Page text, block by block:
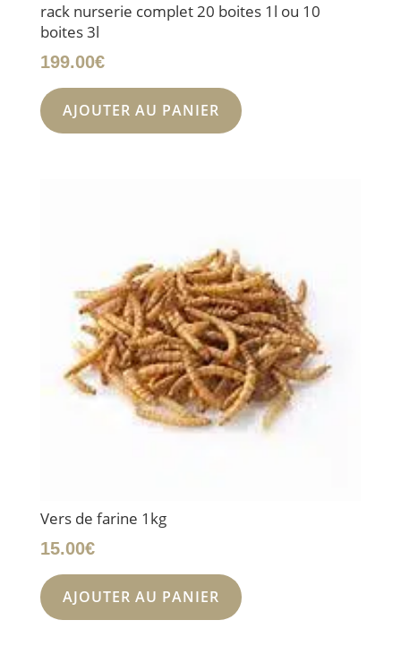
rack nurserie complet 20 boites 1l ou 10
boites 3l
199.00€
AJOUTER AU PANIER
Vers de farine 1kg
15.00€
AJOUTER AU PANIER